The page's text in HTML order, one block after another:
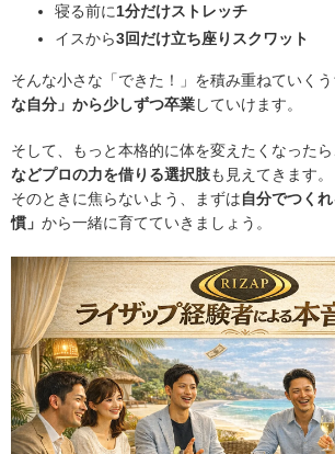
寝る前に1分だけストレッチ
イスから3回だけ立ち座りスクワット
そんな小さな「できた！」を積み重ねていくう
な自分」から少しずつ卒業していけます。
そして、もっと本格的に体を変えたくなったら
などプロの力を借りる選択肢も見えてきます。
そのときに焦らないよう、まずは自分でつく
慣」 から一緒に育てていきましょう。